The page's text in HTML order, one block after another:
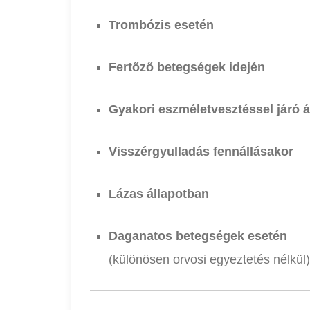
Trombózis esetén
Fertőző betegségek idején
Gyakori eszméletvesztéssel járó
Visszérgyulladás fennállásakor
Lázas állapotban
Daganatos betegségek esetén
(különösen orvosi egyeztetés nélkül)